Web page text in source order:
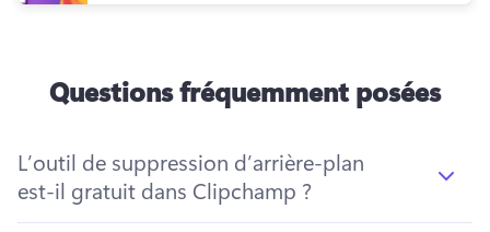
Questions fréquemment posées
L’outil de suppression d’arrière-plan
est-il gratuit dans Clipchamp ?